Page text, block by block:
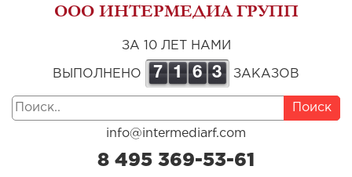
ООО ИНТЕРМЕДИА ГРУПП
ЗА 10 ЛЕТ НАМИ
ВЫПОЛНЕНО 7 1 6 3 ЗАКАЗОВ
Поиск
info@intermediarf.com
8 495 369-53-61